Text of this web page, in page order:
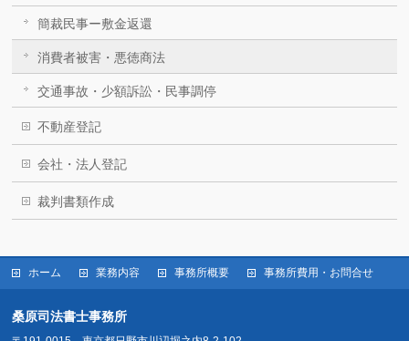
簡裁民事ー敷金返還
消費者被害・悪徳商法
交通事故・少額訴訟・民事調停
不動産登記
会社・法人登記
裁判書類作成
ホーム 業務内容 事務所概要 事務所費用・お問合せ
桑原司法書士事務所